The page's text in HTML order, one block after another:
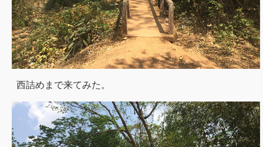
西詰めまで来てみた。